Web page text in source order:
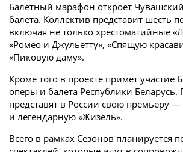
Балетный марафон откроет
балета. Коллектив представит шесть
включая не только хрестоматийные
«Ромео и Джульетту», «Спящую
«Пиковую даму».
Кроме того в проекте примет участие
оперы и балета Республики Беларусь.
представят в России свою премьеру —
и легендарную «Жизель».
Всего в рамках Сезонов планируется